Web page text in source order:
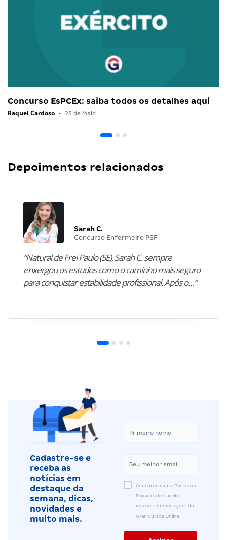
Concurso EsPCEx: saiba todos os detalhes aqui
Raquel Cardoso • 25 de Maio
Depoimentos relacionados
Sarah C.
Concurso Enfermeiro PSF
“Natural de Frei Paulo (SE), Sarah C. sempre
enxergou os estudos como o caminho mais seguro
para conquistar estabilidade profissional. Após o…”
Cadastre-se e
receba as
notícias em
destaque da
semana, dicas,
novidades e
muito mais.
Concordo com a Política de
Privacidade e aceito
receber comunicações do
Gran Cursos Online.